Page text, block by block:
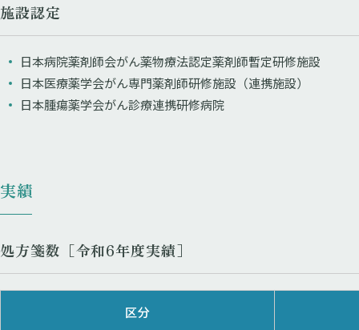
施設認定
日本病院薬剤師会がん薬物療法認定薬剤師暫定研修施設
日本医療薬学会がん専門薬剤師研修施設（連携施設）
日本腫瘍薬学会がん診療連携研修病院
実績
処方箋数［令和6年度実績］
区分